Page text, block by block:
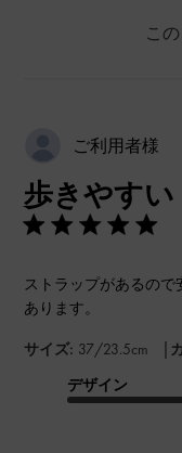
こ
ご利用者様
歩きやすい
ストラップがあるの
あります。
サイズ: 37/23.5cm |
デザイン